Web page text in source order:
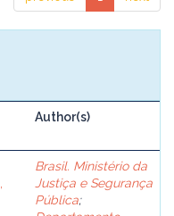
Author(s)
Brasil. Ministério da
Justiça e Segurança
Pública;